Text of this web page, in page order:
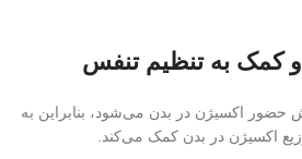
کمک به تنظیم تنفس
اکسیژن در بدن می‌شود، بنابراین به
اکسیژن در بدن کمک می‌کند.